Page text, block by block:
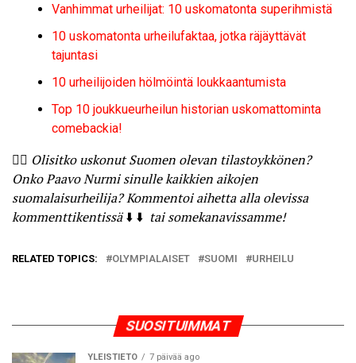
Vanhimmat urheilijat: 10 uskomatonta superihmistä
10 uskomatonta urheilufaktaa, jotka räjäyttävät
tajuntasi
10 urheilijoiden hölmöintä loukkaantumista
Top 10 joukkueurheilun historian uskomattominta
comebackia!
🤷‍♂️ Olisitko uskonut Suomen olevan tilastoykkönen?
Onko Paavo Nurmi sinulle kaikkien aikojen
suomalaisurheilija? Kommentoi aihetta alla olevissa
kommenttikentissä⬇️ ⬇️ tai somekanavissamme!
RELATED TOPICS: OLYMPIALAISET SUOMI URHEILU
SUOSITUIMMAT
YLEISTIETO 7 päivää ago